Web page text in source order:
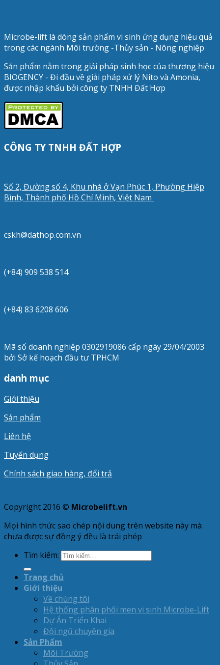
Microbe-lift là dòng sản phẩm vi sinh ứng dụng hiệu quả
trong các ngành Môi trường -Thủy sản - Nông nghiệp
Sản phẩm nằm trong giải pháp sinh học của thương hiệu
BIOGENCY - Đi đầu về giải pháp xử lý Nito và Amonia,
được nhập khẩu bởi công ty TNHH Đất Hợp
CÔNG TY TNHH ĐẤT HỢP
Số 2, Đường số 4, Khu nhà ở Vạn Phúc 1, Phường Hiệp
Bình, Thành phố Hồ Chí Minh, Việt Nam
cskh@dathop.com.vn
(+84) 909 538 514
(+84) 83 6208 606
Mã số doanh nghiệp 0302919086 cấp ngày 29/04/2003
bởi Sở kế hoạch đầu tư TPHCM
danh mục
Giới thiệu
Sản phẩm
Liên hệ
Tuyển dụng
Chính sách giao hàng, đổi trả
Copyright 2016 © Microbelift.vn
Mọi hình thức sao chép nội dung trên website này mà
chưa được sự đồng ý đều là trái phép
Tìm kiếm:
Trang chủ
Giới thiệu
Về chúng tôi
Hệ thống phân phối men vi sinh Microbe-Lift
Dự Án Triển Khai
Đội ngũ chuyên gia
Sản Phẩm
Môi Trường